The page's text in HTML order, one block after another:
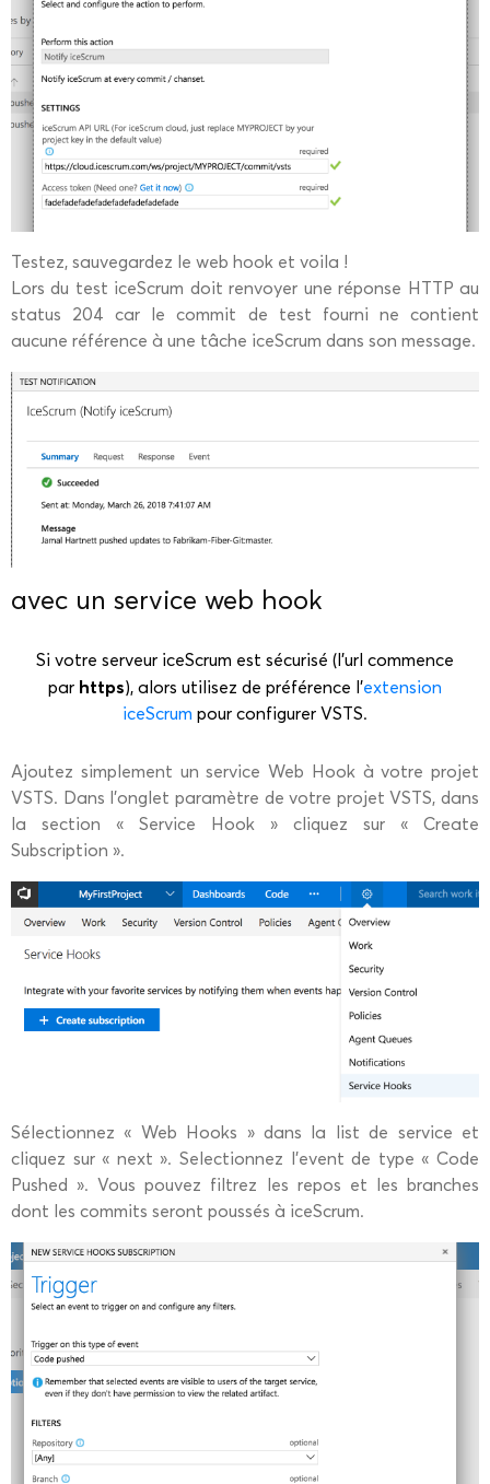
Testez, sauvegardez le web hook et voila !
Lors du test iceScrum doit renvoyer une réponse HTTP au
status 204 car le commit de test fourni ne contient
aucune référence à une tâche iceScrum dans son message.
avec un service web hook
Si votre serveur iceScrum est sécurisé (l’url commence
par https), alors utilisez de préférence l’extension
iceScrum pour configurer VSTS.
Ajoutez simplement un service Web Hook à votre projet
VSTS. Dans l’onglet paramètre de votre projet VSTS, dans
la section « Service Hook » cliquez sur « Create
Subscription ».
Sélectionnez « Web Hooks » dans la list de service et
cliquez sur « next ». Selectionnez l’event de type « Code
Pushed ». Vous pouvez filtrez les repos et les branches
dont les commits seront poussés à iceScrum.